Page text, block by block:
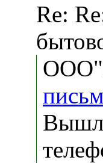
Re: